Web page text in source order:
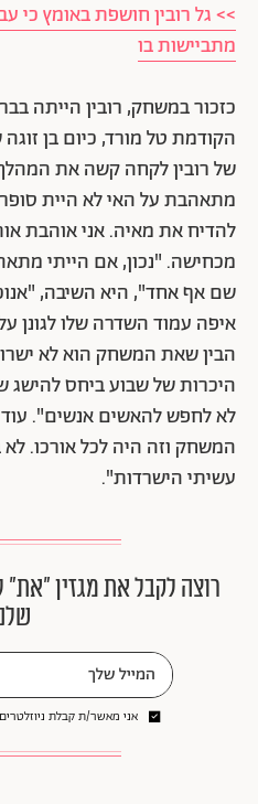
>> גל רובין חושפת באומץ כי
מתביישות בו
כזכור במשחק, רובין הייתה
הקודמת טל מורד, כיום בן
של רובין לקחה קשה את
מתאהבת על האי לא היית
להדיח את מאיה. אני אוהבת
מכחישה. "נכון, אם הייתי
שם אף אחד", היא השיבה,
איפה עמוד השדרה שלו לגונן
הבין שאת המשחק הוא לא
היכרות של שבוע ביחס להישג
לא לחפש להאשים אנשים".
המשחק וזה היה לכל אורכו.
עשיתי הישרדות".
רוצה לקבל את מגזין ״את״
אני מאשר/ת קבלת